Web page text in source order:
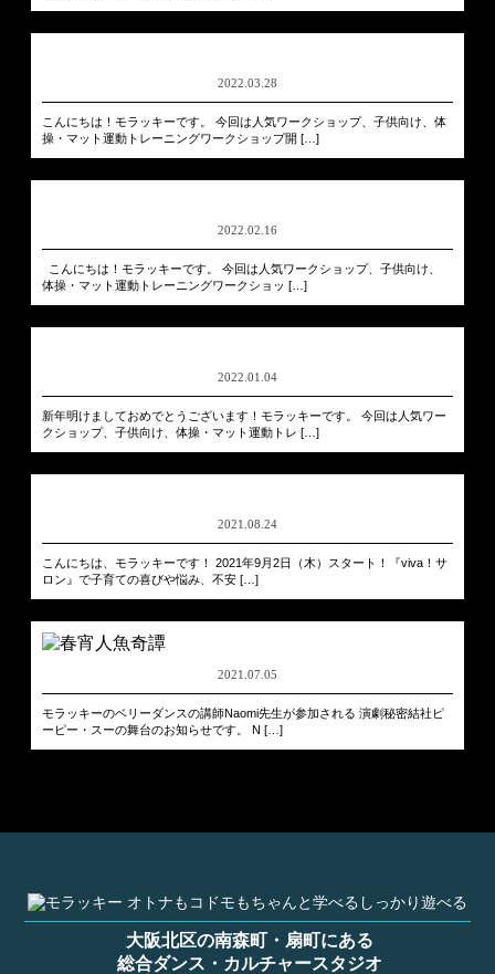
2022.03.28
こんにちは！モラッキーです。 今回は人気ワークショップ、子供向け、体
操・マット運動トレーニングワークショップ開 […]
2022.02.16
こんにちは！モラッキーです。 今回は人気ワークショップ、子供向け、
体操・マット運動トレーニングワークショッ […]
2022.01.04
新年明けましておめでとうございます！モラッキーです。 今回は人気ワー
クショップ、子供向け、体操・マット運動トレ […]
2021.08.24
こんにちは、モラッキーです！ 2021年9月2日（木）スタート！『viva！サ
ロン』で子育ての喜びや悩み、不安 […]
2021.07.05
モラッキーのベリーダンスの講師Naomi先生が参加される 演劇秘密結社ピ
ーピー・スーの舞台のお知らせです。 N […]
大阪北区の南森町・扇町にある
総合ダンス・カルチャースタジオ